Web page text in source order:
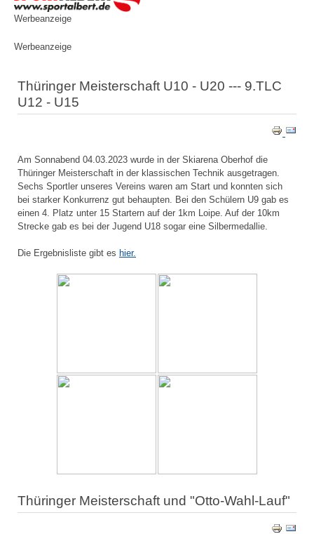
Werbeanzeige
Werbeanzeige
Thüringer Meisterschaft U10 - U20 --- 9.TLC
U12 - U15
Am Sonnabend 04.03.2023 wurde in der Skiarena Oberhof die
Thüringer Meisterschaft in der klassischen Technik ausgetragen.
Sechs Sportler unseres Vereins waren am Start und konnten sich
bei starker Konkurrenz gut behaupten. Bei den Schülern U9 gab es
einen 4. Platz unter 15 Startern auf der 1km Loipe. Auf der 10km
Strecke gab es bei der Jugend U18 sogar eine Silbermedallie.
Die Ergebnisliste gibt es hier.
Thüringer Meisterschaft und "Otto-Wahl-Lauf"